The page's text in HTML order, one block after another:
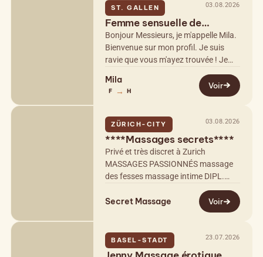
ST. GALLEN 03.08.2026
Femme sensuelle de
Pologne
Bonjour Messieurs, je m'appelle Mila.
Bienvenue sur mon profil. Je suis
ravie que vous m'ayez trouvée ! Je
romantique... Je vous propose un…
Mila
F → H
Voir
ZÜRICH-CITY 03.08.2026
****Massages secrets****
Privé et très discret à Zurich
MASSAGES PASSIONNÉS massage
des fesses massage intime DIPL.
MASSEUR MASSAGE CORPS À
CORPS MASSAGE TANTRA
MASSAGE BIZAR MASSAGE DE LA
Secret Massage Voir
BASEL-STADT 23.07.2026